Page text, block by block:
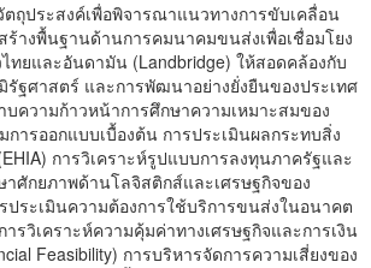
ถุประสงค์เพื่อพิจารณาแนวทางการขับเคลื่อน
างพื้นฐานด้านการคมนาคมขนส่งเพื่อเชื่อมโยง
ทยและอันดามัน (Landbridge) ให้สอดคล้องกับ
รัฐศาสตร์ และการพัฒนาอย่างยั่งยืนของประเทศ
ความก้าวหน้าการศึกษาความเหมาะสมของ
ารออกแบบเบื้องต้น การประเมินผลกระทบสิ่ง
การวิเคราะห์รูปแบบการลงทุนภาครัฐและ
าศักยภาพด้านโลจิสติกส์และเศรษฐกิจของ
ประเมินความต้องการใช้บริการขนส่งในอนาคต
ารวิเคราะห์ความคุ้มค่าทางเศรษฐกิจและการเงิน
Feasibility) การบริหารจัดการความเสี่ยงของ